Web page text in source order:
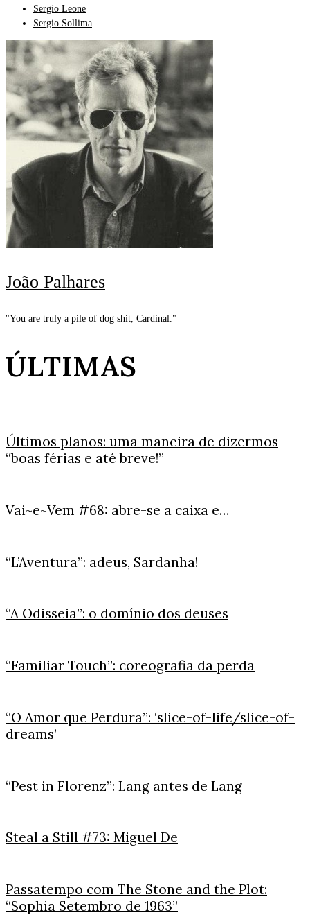
Sergio Leone
Sergio Sollima
João Palhares
"You are truly a pile of dog shit, Cardinal."
ÚLTIMAS
Últimos planos: uma maneira de dizermos
“boas férias e até breve!”
Vai~e~Vem #68: abre-se a caixa e…
“L’Aventura”: adeus, Sardanha!
“A Odisseia”: o domínio dos deuses
“Familiar Touch”: coreografia da perda
“O Amor que Perdura”: ‘slice-of-life/slice-of-
dreams’
“Pest in Florenz”: Lang antes de Lang
Steal a Still #73: Miguel De
Passatempo com The Stone and the Plot:
“Sophia Setembro de 1963”